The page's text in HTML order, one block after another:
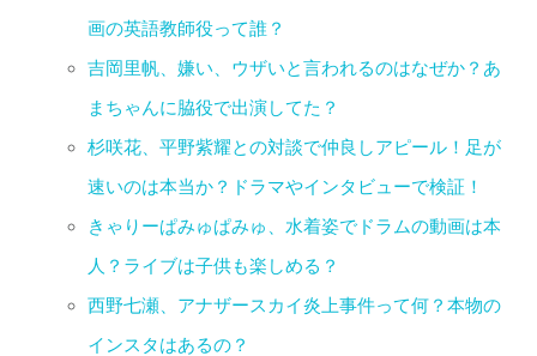
画の英語教師役って誰？
吉岡里帆、嫌い、ウザいと言われるのはなぜか？あ
まちゃんに脇役で出演してた？
杉咲花、平野紫耀との対談で仲良しアピール！足が
速いのは本当か？ドラマやインタビューで検証！
きゃりーぱみゅぱみゅ、水着姿でドラムの動画は本
人？ライブは子供も楽しめる？
西野七瀬、アナザースカイ炎上事件って何？本物の
インスタはあるの？